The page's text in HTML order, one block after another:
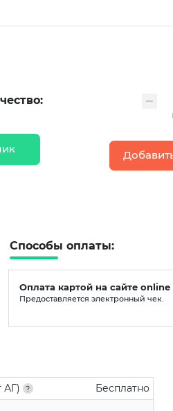
Способы оплаты:
Оплата картой на сайте online
Предоставляется электронный чек.
АГ)
Бесплатно